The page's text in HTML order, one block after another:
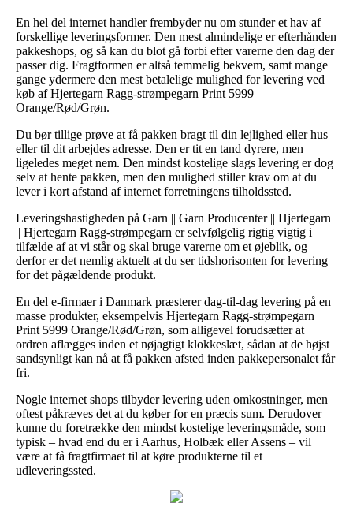
En hel del internet handler frembyder nu om stunder et hav af
forskellige leveringsformer. Den mest almindelige er efterhånden
pakkeshops, og så kan du blot gå forbi efter varerne den dag der
passer dig. Fragtformen er altså temmelig bekvem, samt mange
gange ydermere den mest betalelige mulighed for levering ved
køb af Hjertegarn Ragg-strømpegarn Print 5999
Orange/Rød/Grøn.
Du bør tillige prøve at få pakken bragt til din lejlighed eller hus
eller til dit arbejdes adresse. Den er tit en tand dyrere, men
ligeledes meget nem. Den mindst kostelige slags levering er dog
selv at hente pakken, men den mulighed stiller krav om at du
lever i kort afstand af internet forretningens tilholdssted.
Leveringshastigheden på Garn || Garn Producenter || Hjertegarn
|| Hjertegarn Ragg-strømpegarn er selvfølgelig rigtig vigtig i
tilfælde af at vi står og skal bruge varerne om et øjeblik, og
derfor er det nemlig aktuelt at du ser tidshorisonten for levering
for det pågældende produkt.
En del e-firmaer i Danmark præsterer dag-til-dag levering på en
masse produkter, eksempelvis Hjertegarn Ragg-strømpegarn
Print 5999 Orange/Rød/Grøn, som alligevel forudsætter at
ordren aflægges inden et nøjagtigt klokkeslæt, sådan at de højst
sandsynligt kan nå at få pakken afsted inden pakkepersonalet får
fri.
Nogle internet shops tilbyder levering uden omkostninger, men
oftest påkræves det at du køber for en præcis sum. Derudover
kunne du foretrække den mindst kostelige leveringsmåde, som
typisk – hvad end du er i Aarhus, Holbæk eller Assens – vil
være at få fragtfirmaet til at køre produkterne til et
udleveringssted.